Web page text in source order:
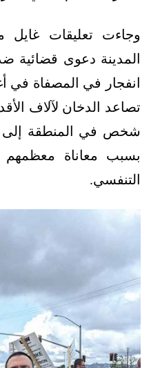
وجاءت تعليقات غايل
المدينة دعوى قضائية
شخص في المنطقة إلى
بسبب معاناة
التنفسي.